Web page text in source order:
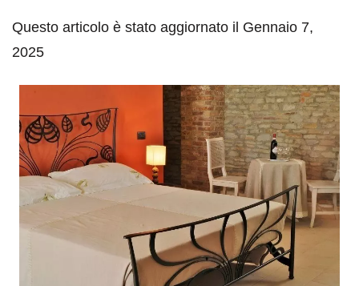
Questo articolo è stato aggiornato il Gennaio 7,
2025